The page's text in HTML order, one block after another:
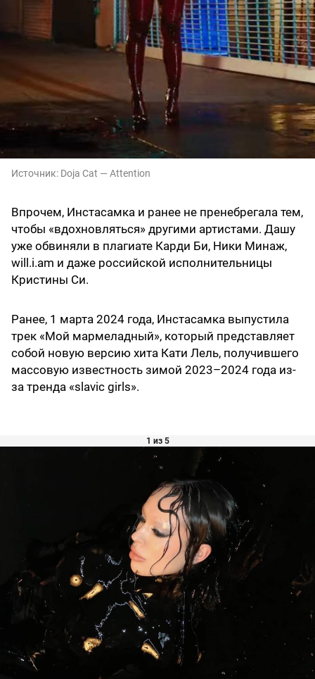
Источник: Doja Cat — Attention
Впрочем, Инстасамка и ранее не пренебрегала тем,
чтобы «вдохновляться» другими артистами. Дашу
уже обвиняли в плагиате Карди Би, Ники Минаж,
will.i.am и даже российской исполнительницы
Кристины Си.
Ранее, 1 марта 2024 года, Инстасамка выпустила
трек «Мой мармеладный», который представляет
собой новую версию хита Кати Лель, получившего
массовую известность зимой 2023–2024 года из-
за тренда «slavic girls».
1 из 5